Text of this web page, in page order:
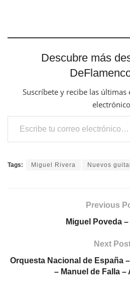
Descubre más
Suscríbete y recibe las
Escribe tu correo electrónico…
Tags: Miguel Rivera Nuevos
Previous
Miguel Poveda
Next
Orquesta Nacional de España
– Manuel de Falla –